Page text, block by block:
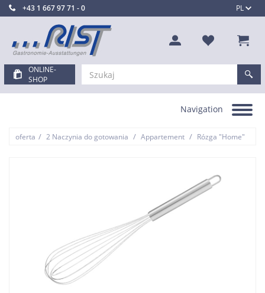
PL
+43 1 667 97 71 - 0
ONLINE-
SHOP
Toggle
Navigation
oferta / 2 Naczynia do gotowania / Appartement / Rózga "Home"